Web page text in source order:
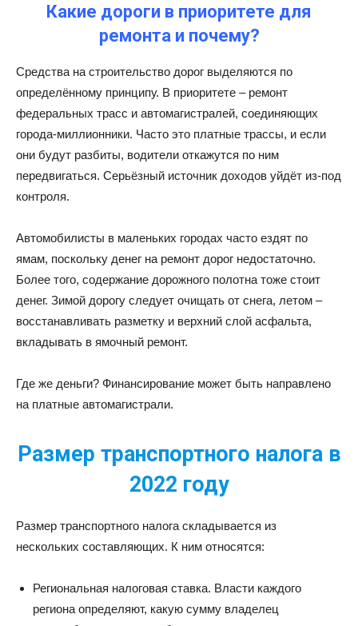
Какие дороги в приоритете для
ремонта и почему?
Средства на строительство дорог выделяются по
определённому принципу. В приоритете – ремонт
федеральных трасс и автомагистралей, соединяющих
города-миллионники. Часто это платные трассы, и если
они будут разбиты, водители откажутся по ним
передвигаться. Серьёзный источник доходов уйдёт из-под
контроля.
Автомобилисты в маленьких городах часто ездят по
ямам, поскольку денег на ремонт дорог недостаточно.
Более того, содержание дорожного полотна тоже стоит
денег. Зимой дорогу следует очищать от снега, летом –
восстанавливать разметку и верхний слой асфальта,
вкладывать в ямочный ремонт.
Где же деньги? Финансирование может быть направлено
на платные автомагистрали.
Размер транспортного налога в
2022 году
Размер транспортного налога складывается из
нескольких составляющих. К ним относятся:
Региональная налоговая ставка. Власти каждого
региона определяют, какую сумму владелец